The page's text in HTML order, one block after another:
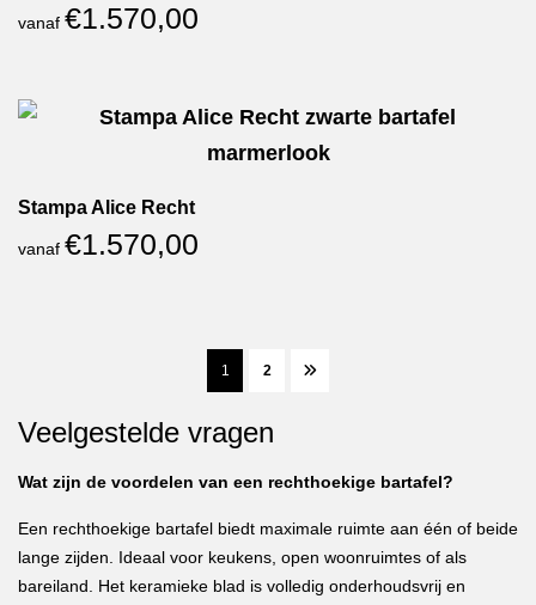
vanaf €1.570,00
Stampa Alice Recht
vanaf €1.570,00
1 2
Veelgestelde vragen
Wat zijn de voordelen van een rechthoekige bartafel?
Een rechthoekige bartafel biedt maximale ruimte aan één of beide
lange zijden. Ideaal voor keukens, open woonruimtes of als
bareiland. Het keramieke blad is volledig onderhoudsvrij en